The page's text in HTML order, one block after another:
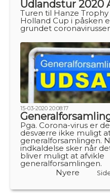
Udlandstur 2020
Turen til Hanze Trophy
Holland Cup i påsken
grundet
15-03-2020 20:08:17
Pga. Corona-virus er
desværre ikke muligt
generalforsamlingen.
indkaldelse sker når
bliver muligt at afvikle
generalforsamlingen.
Nyere